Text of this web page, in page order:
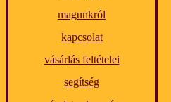
magunkról
kapcsolat
vásárlás feltételei
segítség